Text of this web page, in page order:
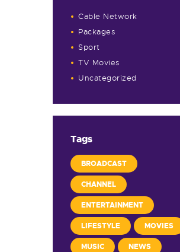
Cable Network
Packages
Sport
TV Movies
Uncategorized
Tags
BROADCAST
CHANNEL
ENTERTAINMENT
LIFESTYLE MOVIES
MUSIC NEWS